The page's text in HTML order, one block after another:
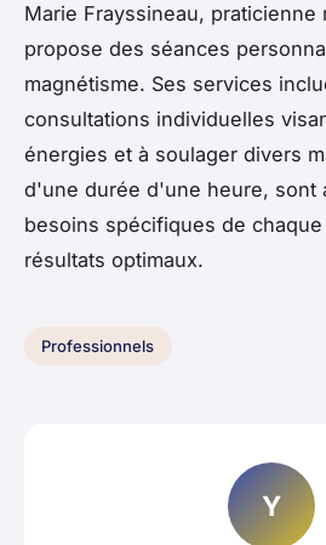
Marie Frayssineau, praticienne
propose des séances
magnétisme. Ses services
consultations individuelles
énergies et à soulager divers
d'une durée d'une heure, sont
besoins spécifiques de
résultats optimaux.
Professionnels
Y